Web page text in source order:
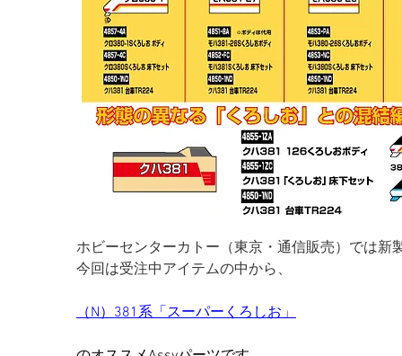
ホビーセンターカトー（東京・通信販売）では新
今回は受注中アイテムの中から、
（N）381系「スーパーくろしお」